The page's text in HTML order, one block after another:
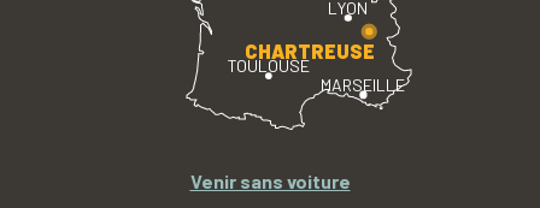
LYON
TOULOUSE
MARSEILLE
CHARTREUSE
Venir sans voiture